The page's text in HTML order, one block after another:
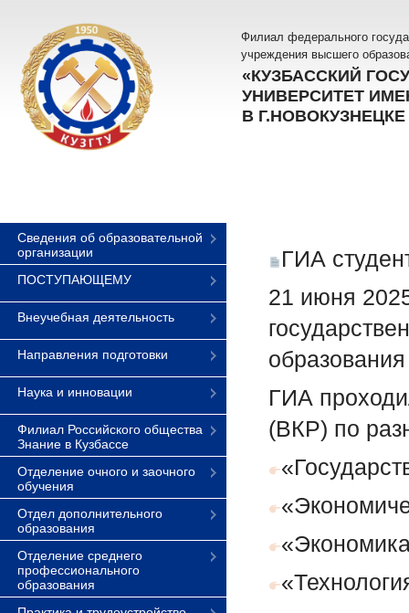
Филиал федерального
учреждения высшего
«КУЗБАССКИЙ
УНИВЕРСИТЕТ
В Г.НОВОКУЗНЕЦКЕ
Сведения об образовательной
организации
ПОСТУПАЮЩЕМУ
Внеучебная деятельность
Направления подготовки
Наука и инновации
Филиал Российского общества
Знание в Кузбассе
Отделение очного и заочного
обучения
Отдел дополнительного
образования
Отделение среднего
профессионального
образования
ГИА
21 июня
ГИА
(ВКР) по